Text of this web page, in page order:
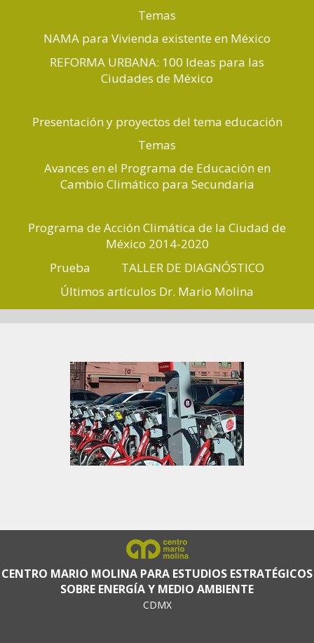
Temas
NAMA para Vivienda existente en México
REFORMA URBANA: 100 Ideas para las
Ciudades de México
Presentación y proyectos del tema educación
Temas
Avances en el Programa de Educación en
Cambio Climático para Secundaria
Programa de Acción Climática de la Ciudad de
México 2014-2020
Prueba
TALLER DE DIAGNÓSTICO
Últimos artículos Dr. Mario Molina
CENTRO MARIO MOLINA PARA ESTUDIOS ESTRATÉGICOS
SOBRE ENERGÍA Y MEDIO AMBIENTE
CDMX